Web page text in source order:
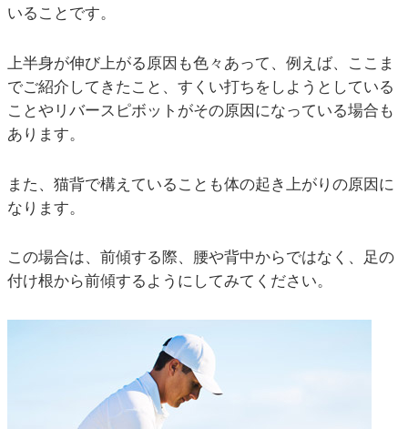
いることです。
上半身が伸び上がる原因も色々あって、例えば、ここま
でご紹介してきたこと、すくい打ちをしようとしている
ことやリバースピボットがその原因になっている場合も
あります。
また、猫背で構えていることも体の起き上がりの原因に
なります。
この場合は、前傾する際、腰や背中からではなく、足の
付け根から前傾するようにしてみてください。